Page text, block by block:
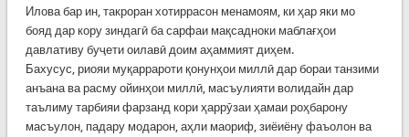
Илова бар ин, такроран хотиррасон менамоям, ки ҳар яки мо
бояд дар кору зиндагӣ ба сарфаи мақсадноки маблағҳои
давлативу буҷети оилавӣ доим аҳаммият диҳем.
Бахусус, риояи муқаррароти қонунҳои миллӣ дар бораи танзими
анъана ва расму ойинҳои миллӣ, масъулияти волидайн дар
таълиму тарбияи фарзанд кори ҳаррӯзаи ҳамаи роҳбарону
масъулон, падару модарон, аҳли маориф, зиёиёну фаъолон ва